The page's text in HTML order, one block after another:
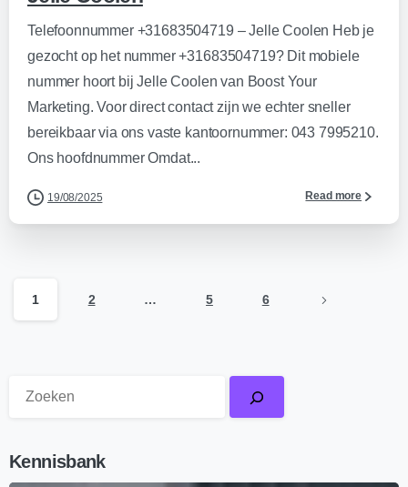
Telefoonnummer +31683504719 – Jelle Coolen Heb je
gezocht op het nummer +31683504719? Dit mobiele
nummer hoort bij Jelle Coolen van Boost Your
Marketing. Voor direct contact zijn we echter sneller
bereikbaar via ons vaste kantoornummer: 043 7995210.
Ons hoofdnummer Omdat...
19/08/2025 Read more
1 2 … 5 6
Kennisbank